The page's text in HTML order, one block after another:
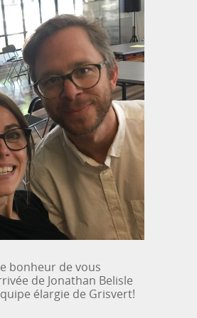
bonheur de vous
de Jonathan Belisle
élargie de Grisvert!